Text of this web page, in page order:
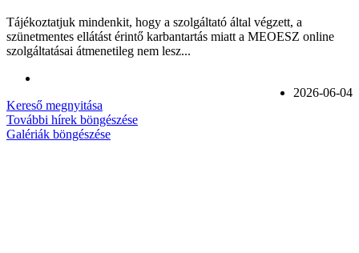
Tájékoztatjuk mindenkit, hogy a szolgáltató által végzett, a
szünetmentes ellátást érintő karbantartás miatt a MEOESZ online
szolgáltatásai átmenetileg nem lesz...
2026-06-04
Kereső megnyitása
További hírek böngészése
Galériák böngészése